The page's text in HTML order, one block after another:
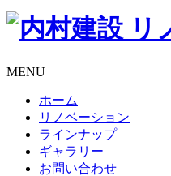
MENU
ホーム
リノベーション
ラインナップ
ギャラリー
お問い合わせ